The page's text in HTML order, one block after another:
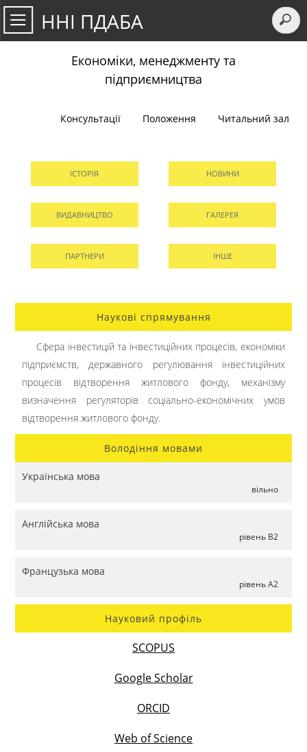
ННІ ПДАБА
Економіки, менеджменту та
підприємництва
Консультації Положення Читальний зал
ІСТОРІЯ НОВИНИ
ВИДАВНИЦТВО ГАЛЕРЕЯ
ПАРТНЕРИ ІНШЕ
Наукові спрямування
Сфера інвестицій та інвестиційних процесів, економіки
підприємств, державного регулювання інвестиційних
процесів відтворення житлового фонду, механізму
визначення регуляторів соціально-економічних умов
відтворення житлового фонду.
Володіння мовами
Українська мова
вільно
Англійська мова
рівень B2
Французька мова
рівень A2
Науковий профіль
SCOPUS
Google Scholar
ORCID
Web of Science